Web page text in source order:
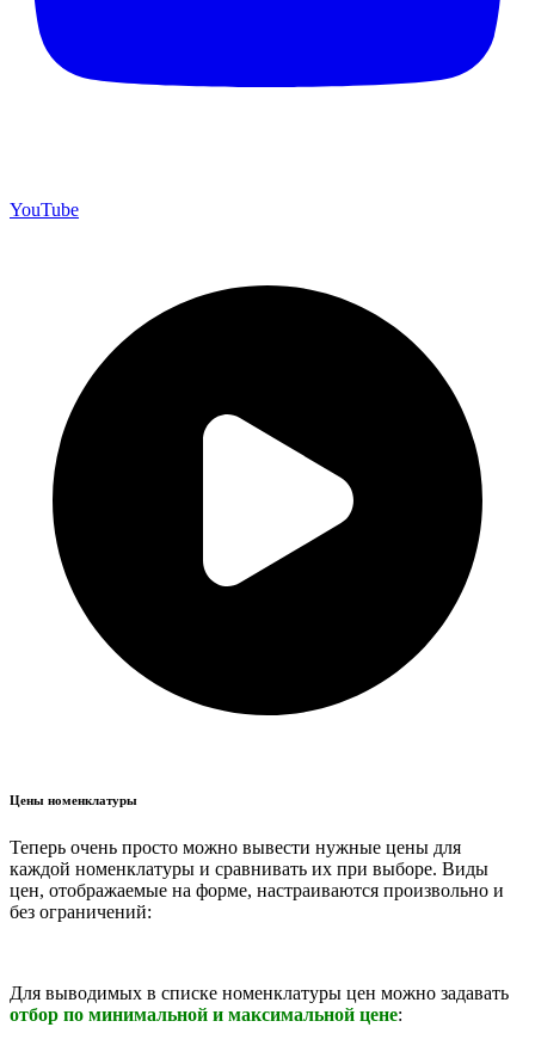
YouTube
Цены номенклатуры
Теперь очень просто можно вывести нужные цены для
каждой номенклатуры и сравнивать их при выборе. Виды
цен, отображаемые на форме, настраиваются произвольно и
без ограничений:
Для выводимых в списке номенклатуры цен можно задавать
отбор по минимальной и максимальной цене: